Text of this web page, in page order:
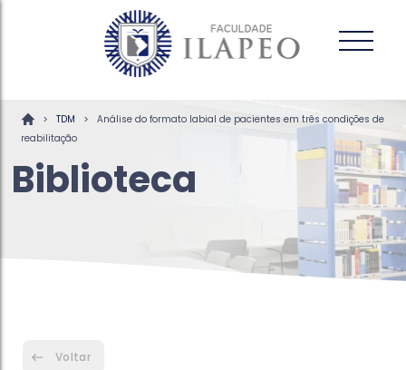
> TDM >
Análise do formato labial de pacientes em três condições de
reabilitação
Biblioteca
Voltar